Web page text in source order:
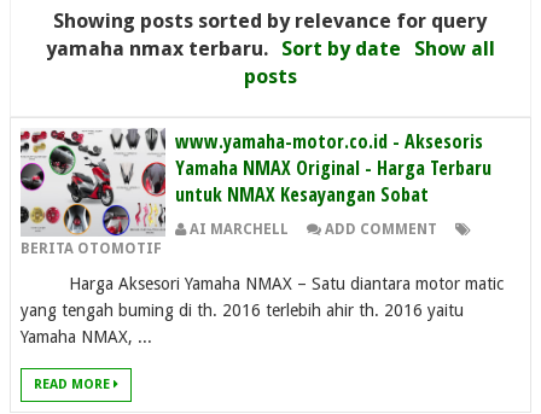
Showing posts sorted by relevance for query
yamaha nmax terbaru. Sort by date
Show all
posts
www.yamaha-motor.co.id - Aksesoris
Yamaha NMAX Original - Harga Terbaru
untuk NMAX Kesayangan Sobat
AI MARCHELL
ADD COMMENT
BERITA OTOMOTIF
Harga Aksesori Yamaha NMAX – Satu diantara motor matic
yang tengah buming di th. 2016 terlebih ahir th. 2016 yaitu
Yamaha NMAX, ...
READ MORE